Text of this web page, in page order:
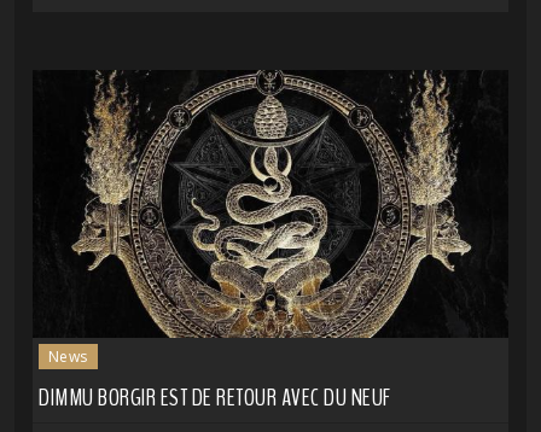
News
DIMMU BORGIR EST DE RETOUR AVEC DU NEUF